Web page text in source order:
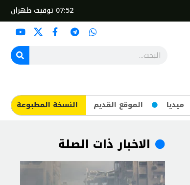
07:52 توقيت طهران
ميديا الموقع القديم ​النسخة المطبوعة
الاخبار ذات الصلة